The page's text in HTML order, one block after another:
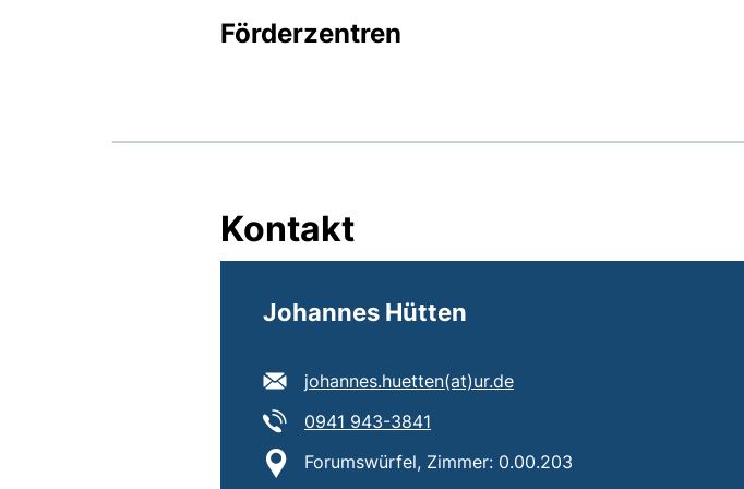
Förderzentren
Kontakt
Johannes Hütten
E-Mail Adresse:
johannes.huetten​(at)​ur.de(öffnet Ihr E-Mail-Programm)
Tel:
0941 943-3841
Standort:
Forumswürfel, Zimmer: 0.00.203